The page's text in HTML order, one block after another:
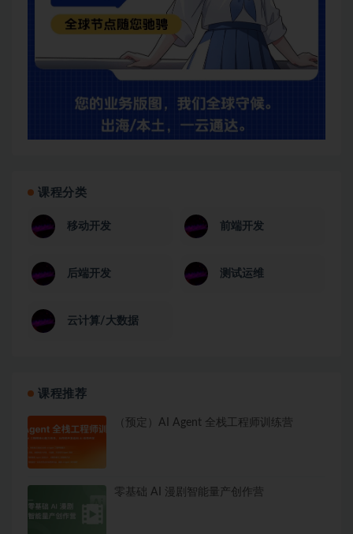
课程分类
移动开发 前端开发
后端开发 测试运维
云计算/大数据
课程推荐
（预定）AI Agent 全栈工程师训练营
零基础 AI 漫剧智能量产创作营